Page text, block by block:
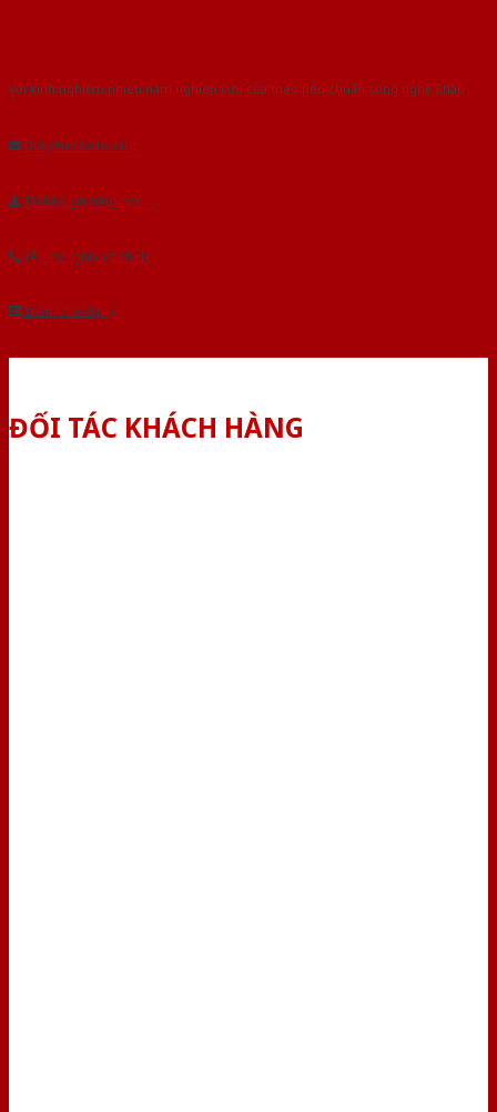
Với kinh nghiệm nhiêu năm nghiên cứu cửa theo tiêu chuẩn công nghệ Châu
Gửi yêu cầu tư vấn
Tải báo giá tổng hợp
Yêu cầu gọi lại (3 phút)
Dành cho đại lý
ĐỐI TÁC KHÁCH HÀNG